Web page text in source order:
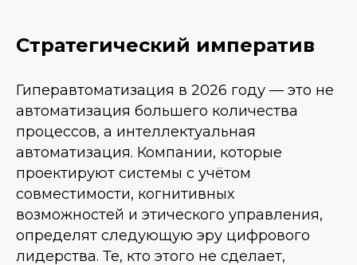
Стратегический императив
Гиперавтоматизация в 2026 году — это не
автоматизация большего количества
процессов, а интеллектуальная
автоматизация. Компании, которые
проектируют системы с учётом
совместимости, когнитивных
возможностей и этического управления,
определят следующую эру цифрового
лидерства. Те, кто этого не сделает,